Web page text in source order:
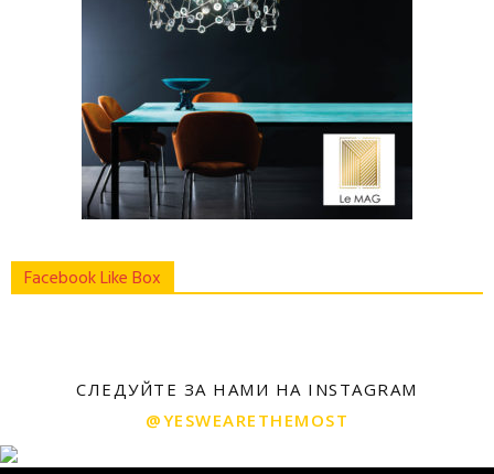
Facebook Like Box
СЛЕДУЙТЕ ЗА НАМИ НА INSTAGRAM
@YESWEARETHEMOST